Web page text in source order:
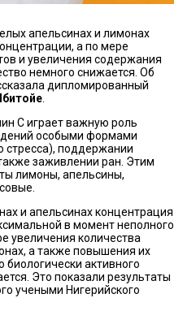
апельсинах и лимонах
а по мере
и увеличения содержания
немного снижается. Об
дипломированный
.
С играет важную роль
особыми формами
стресса), поддержании
заживлении ран. Этим
лимоны, апельсины,
и апельсинах концентрация
в момент неполного
увеличения количества
а также повышения их
биологически активного
Это показали результаты
учеными Нигерийского